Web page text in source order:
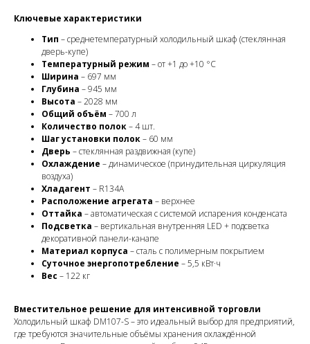
Ключевые характеристики
Тип – среднетемпературный холодильный шкаф (стеклянная
дверь-купе)
Температурный режим – от +1 до +10 °C
Ширина – 697 мм
Глубина – 945 мм
Высота – 2028 мм
Общий объём – 700 л
Количество полок– 4 шт.
Шаг установки полок– 60 мм
Дверь – стеклянная раздвижная (купе)
Охлаждение – динамическое (принудительная циркуляция
воздуха)
Хладагент – R134A
Расположение агрегата – верхнее
Оттайка – автоматическая с системой испарения конденсата
Подсветка – вертикальная внутренняя LED + подсветка
декоративной панели-канапе
Материал корпуса – сталь с полимерным покрытием
Суточное энергопотребление – 5,5 кВт·ч
Вес – 122 кг
Вместительное решение для интенсивной торговли
Холодильный шкаф DM107-S – это идеальный выбор для предприятий,
где требуются значительные объёмы хранения охлаждённой